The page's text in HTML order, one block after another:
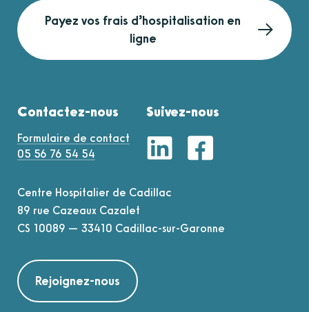
Payez vos frais d’hospitalisation en
ligne
Contactez-nous
Formulaire de contact
05 56 76 54 54
Suivez-nous
Centre Hospitalier de Cadillac
89 rue Cazeaux Cazalet
CS 10089 — 33410 Cadillac-sur-Garonne
Rejoignez-nous